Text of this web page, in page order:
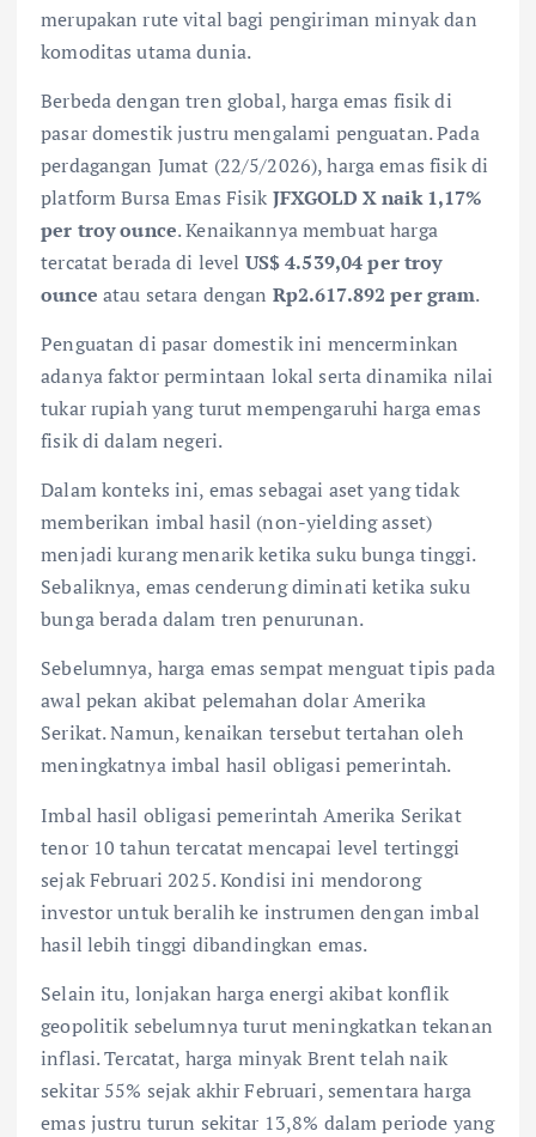
merupakan rute vital bagi pengiriman minyak dan
komoditas utama dunia.
Berbeda dengan tren global, harga emas fisik di
pasar domestik justru mengalami penguatan. Pada
perdagangan Jumat (22/5/2026), harga emas fisik di
platform Bursa Emas Fisik JFXGOLD X naik 1,17%
per troy ounce. Kenaikannya membuat harga
tercatat berada di level US$ 4.539,04 per troy
ounce atau setara dengan Rp2.617.892 per gram.
Penguatan di pasar domestik ini mencerminkan
adanya faktor permintaan lokal serta dinamika nilai
tukar rupiah yang turut mempengaruhi harga emas
fisik di dalam negeri.
Dalam konteks ini, emas sebagai aset yang tidak
memberikan imbal hasil (non-yielding asset)
menjadi kurang menarik ketika suku bunga tinggi.
Sebaliknya, emas cenderung diminati ketika suku
bunga berada dalam tren penurunan.
Sebelumnya, harga emas sempat menguat tipis pada
awal pekan akibat pelemahan dolar Amerika
Serikat. Namun, kenaikan tersebut tertahan oleh
meningkatnya imbal hasil obligasi pemerintah.
Imbal hasil obligasi pemerintah Amerika Serikat
tenor 10 tahun tercatat mencapai level tertinggi
sejak Februari 2025. Kondisi ini mendorong
investor untuk beralih ke instrumen dengan imbal
hasil lebih tinggi dibandingkan emas.
Selain itu, lonjakan harga energi akibat konflik
geopolitik sebelumnya turut meningkatkan tekanan
inflasi. Tercatat, harga minyak Brent telah naik
sekitar 55% sejak akhir Februari, sementara harga
emas justru turun sekitar 13,8% dalam periode yang